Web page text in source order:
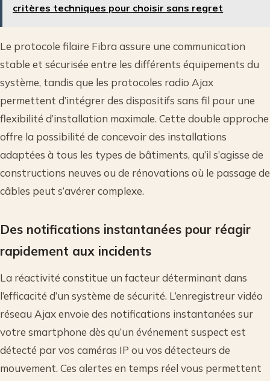
critères techniques pour choisir sans regret
Le protocole filaire Fibra assure une communication
stable et sécurisée entre les différents équipements du
système, tandis que les protocoles radio Ajax
permettent d’intégrer des dispositifs sans fil pour une
flexibilité d’installation maximale. Cette double approche
offre la possibilité de concevoir des installations
adaptées à tous les types de bâtiments, qu’il s’agisse de
constructions neuves ou de rénovations où le passage de
câbles peut s’avérer complexe.
Des notifications instantanées pour réagir
rapidement aux incidents
La réactivité constitue un facteur déterminant dans
l’efficacité d’un système de sécurité. L’enregistreur vidéo
réseau Ajax envoie des notifications instantanées sur
votre smartphone dès qu’un événement suspect est
détecté par vos caméras IP ou vos détecteurs de
mouvement. Ces alertes en temps réel vous permettent